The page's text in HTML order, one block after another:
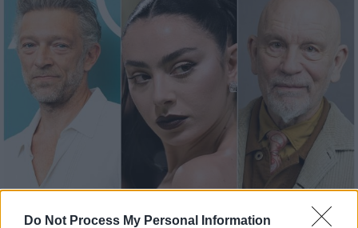
Do Not Process My Personal Information